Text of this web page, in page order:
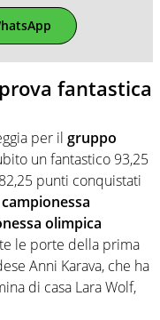
fantastica
per il gruppo
un fantastico 93,25
punti conquistati
olimpica
le porte della prima
Anni Karava, che ha
di casa Lara Wolf,